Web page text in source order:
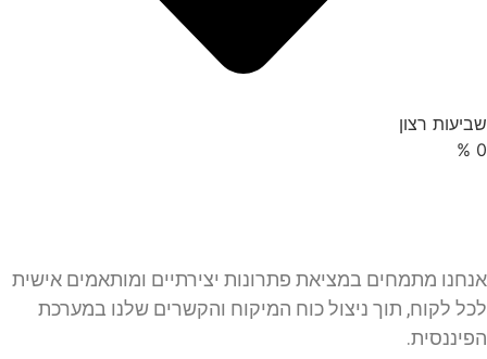
שביעות רצון
0
%
אנחנו מתמחים במציאת פתרונות יצירתיים ומותאמים אישית
לכל לקוח, תוך ניצול כוח המיקוח והקשרים שלנו במערכת
הפיננסית.